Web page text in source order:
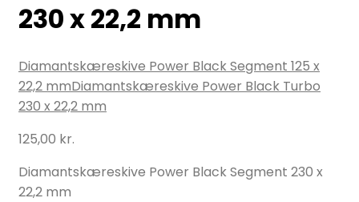
230 x 22,2 mm
Diamantskæreskive Power Black Segment 125 x
22,2 mmDiamantskæreskive Power Black Turbo
230 x 22,2 mm
125,00 kr.
Diamantskæreskive Power Black Segment 230 x
22,2 mm